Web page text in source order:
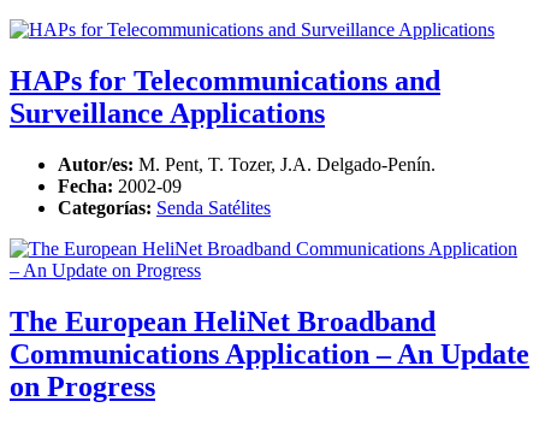
HAPs for Telecommunications and
Surveillance Applications
Autor/es: M. Pent, T. Tozer, J.A. Delgado-Penín.
Fecha: 2002-09
Categorías: Senda Satélites
The European HeliNet Broadband
Communications Application – An Update
on Progress